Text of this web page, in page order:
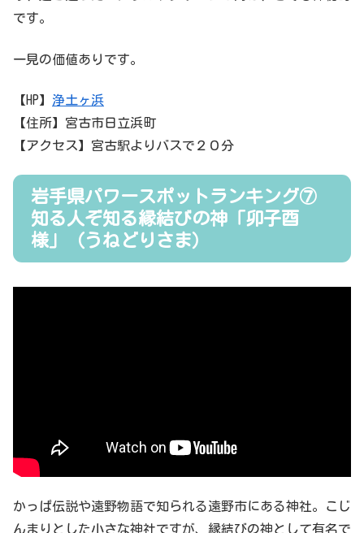
です。
一見の価値ありです。
【HP】 浄土ヶ浜
【住所】宮古市日立浜町
【アクセス】宮古駅よりバスで２０分
岩手県パワースポットランキング⑦
知る人ぞ知る縁結びの神「卯子酉
様」（うねどりさま）
かっぱ伝説や遠野物語で知られる遠野市にある神社。こじ
んまりとした小さな神社ですが、縁結びの神として有名で